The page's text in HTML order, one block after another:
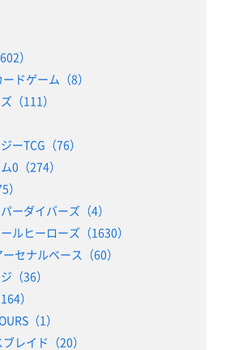
）
ドゲーム（8）
（111）
ーTCG（76）
0（274）
ーダイバーズ（4）
ルヒーローズ（1630）
セナルベース（60）
（36）
）
（1）
レイド（20）